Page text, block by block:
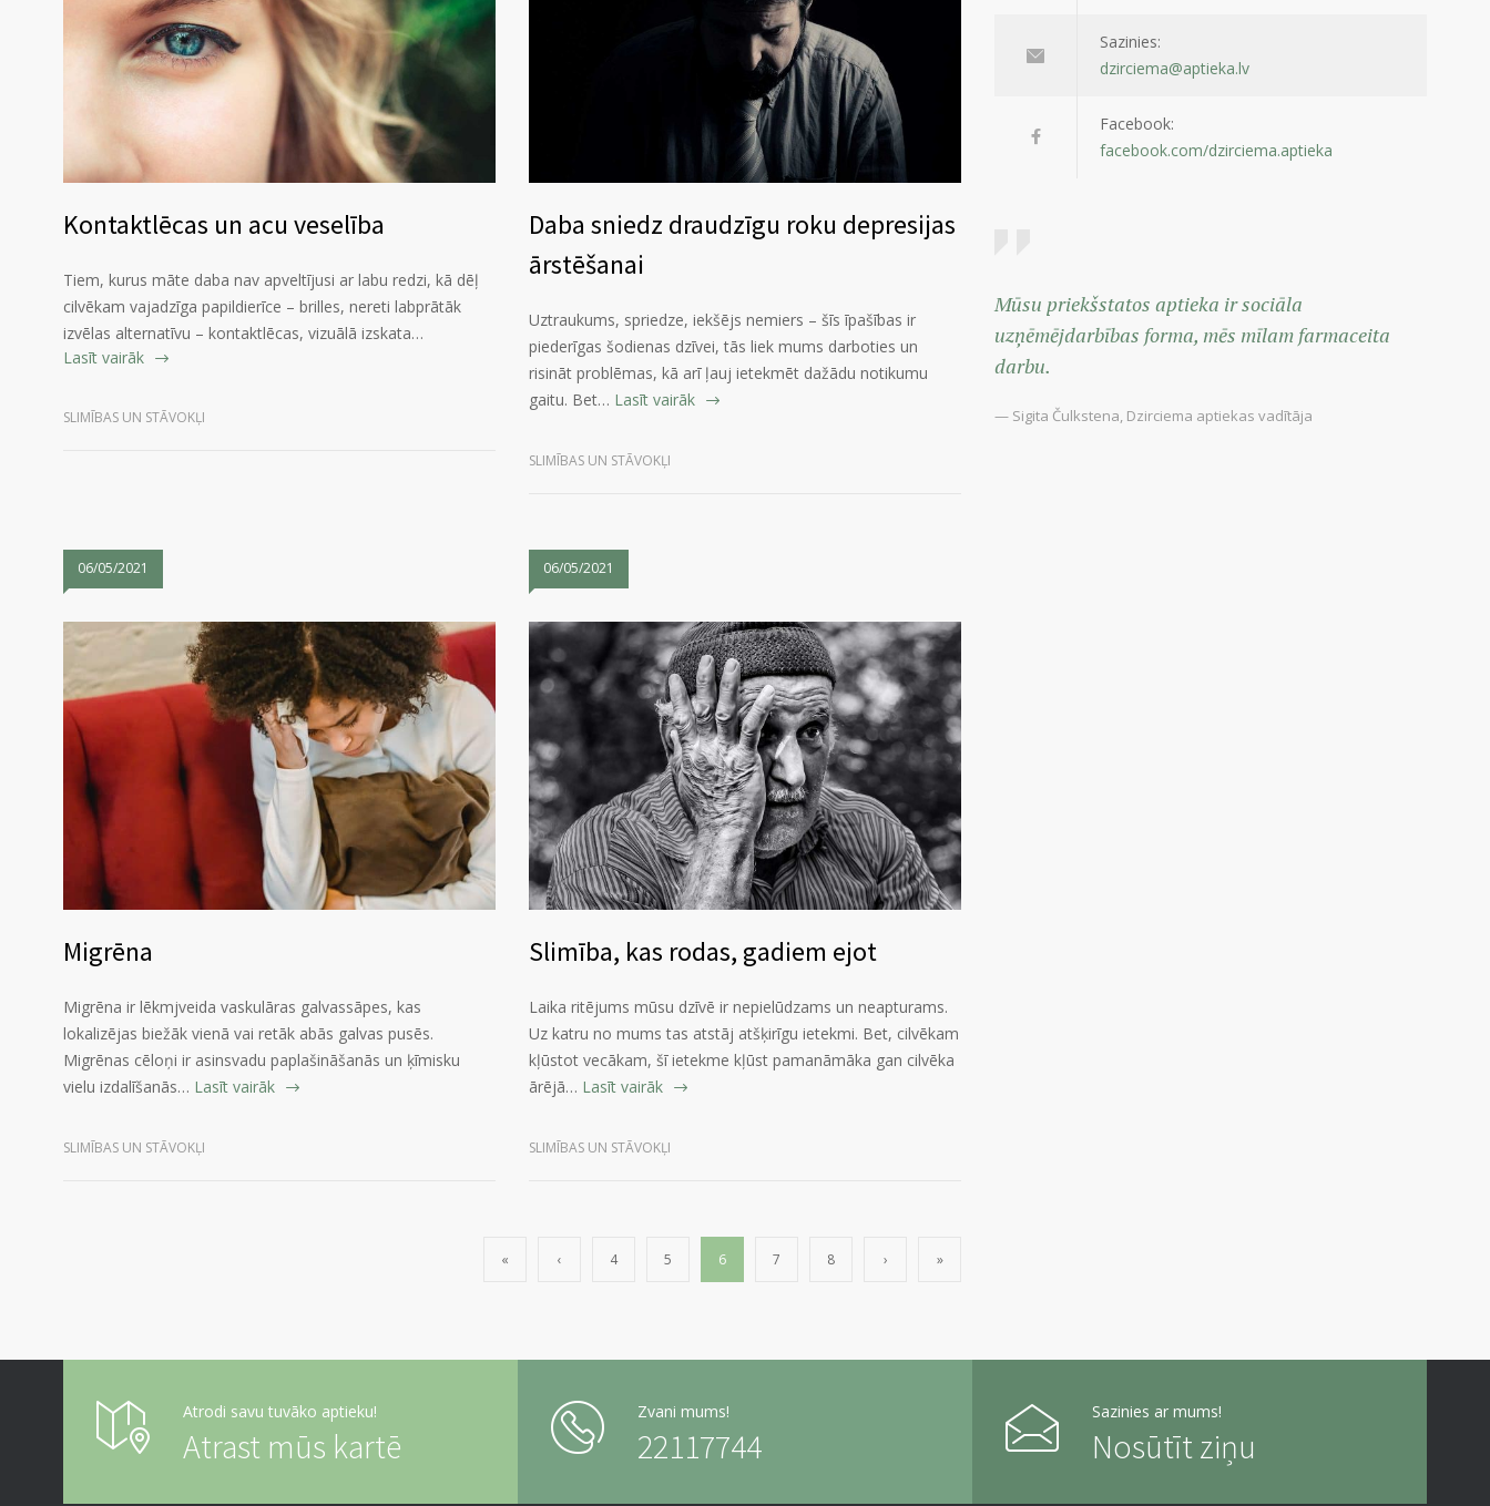
Kontaktlēcas un acu veselība
Tiem, kurus māte daba nav apveltījusi ar labu redzi, kā dēļ
cilvēkam vajadzīga papildierīce – brilles, nereti labprātāk
izvēlas alternatīvu – kontaktlēcas, vizuālā izskata…
Lasīt vairāk
SLIMĪBAS UN STĀVOKĻI
Daba sniedz draudzīgu roku depresijas
ārstēšanai
Uztraukums, spriedze, iekšējs nemiers – šīs īpašības ir
piederīgas šodienas dzīvei, tās liek mums darboties un
risināt problēmas, kā arī ļauj ietekmēt dažādu notikumu
gaitu. Bet… Lasīt vairāk
SLIMĪBAS UN STĀVOKĻI
06/05/2021
Migrēna
Migrēna ir lēkmjveida vaskulāras galvassāpes, kas
lokalizējas biežāk vienā vai retāk abās galvas pusēs.
Migrēnas cēloņi ir asinsvadu paplašināšanās un ķīmisku
vielu izdalīšanās… Lasīt vairāk
SLIMĪBAS UN STĀVOKĻI
06/05/2021
Slimība, kas rodas, gadiem ejot
Laika ritējums mūsu dzīvē ir nepielūdzams un neapturams.
Uz katru no mums tas atstāj atšķirīgu ietekmi. Bet, cilvēkam
kļūstot vecākam, šī ietekme kļūst pamanāmāka gan cilvēka
ārējā… Lasīt vairāk
SLIMĪBAS UN STĀVOKĻI
« ‹ 4 5 6 7 8 › »
Sazinies:
dzirciema@aptieka.lv
Facebook:
facebook.com/dzirciema.aptieka
Mūsu priekšstatos aptieka ir sociāla
uzņēmējdarbības forma, mēs mīlam farmaceita
darbu.
— Sigita Čulkstena, Dzirciema aptiekas vadītāja
Atrodi savu tuvāko aptieku!
Atrast mūs kartē
Zvani mums!
22117744
Sazinies ar mums!
Nosūtīt ziņu